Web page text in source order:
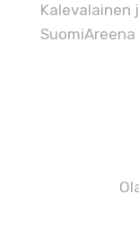
Kalevalainen